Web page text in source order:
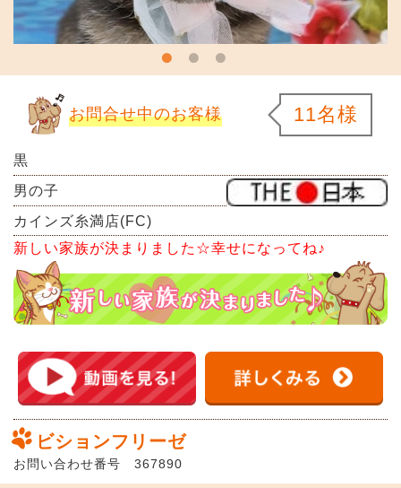
お問合せ中のお客様 11名様
黒
男の子
カインズ糸満店(FC)
新しい家族が決まりました☆幸せになってね♪
ビションフリーゼ
お問い合わせ番号 367890